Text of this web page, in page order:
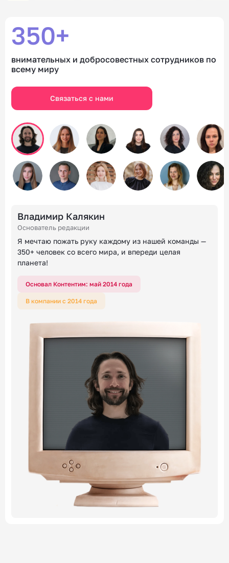
350+
внимательных и добросовестных сотрудников по
всему миру
Связаться с нами
Владимир Калякин
Основатель редакции
Я мечтаю пожать руку каждому из нашей команды —
350+ человек со всего мира, и впереди целая
планета!
Основал Контентим: май 2014 года
В компании с 2014 года